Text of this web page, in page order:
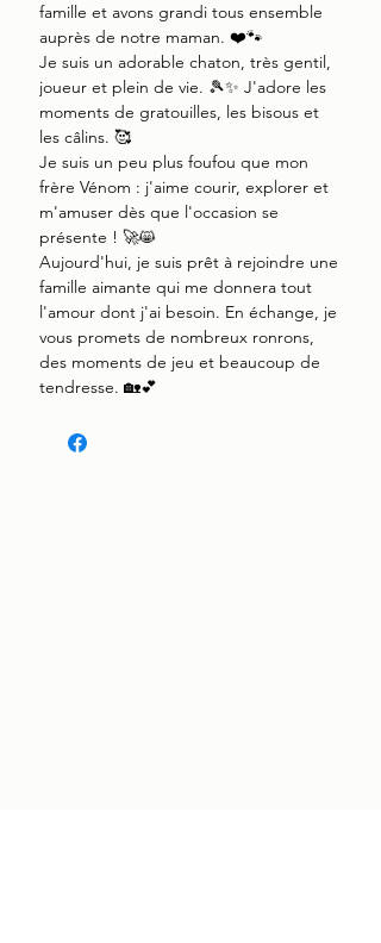
famille et avons grandi tous ensemble
auprès de notre maman. ❤️🐾
Je suis un adorable chaton, très gentil,
joueur et plein de vie. 🎾✨ J'adore les
moments de gratouilles, les bisous et
les câlins. 🥰
Je suis un peu plus foufou que mon
frère Vénom : j'aime courir, explorer et
m'amuser dès que l'occasion se
présente ! 🚀😸
Aujourd'hui, je suis prêt à rejoindre une
famille aimante qui me donnera tout
l'amour dont j'ai besoin. En échange, je
vous promets de nombreux ronrons,
des moments de jeu et beaucoup de
tendresse. 🏡💕